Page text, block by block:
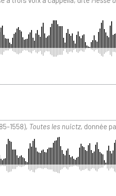
1558), Toutes les nuictz, donnée